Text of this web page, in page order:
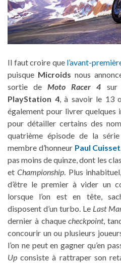
Il faut croire que l’avant-
puisque Microids nous
sortie deMoto Racer 4 sur
PlayStation 4, à savoir le 13
également pour livrer quelques
pour détailler certains des
quatrième épisode de la
membre d’honneur Paul Cuisset
pas moins de quinze, dont les
etChampionship. Plus
d’être le premier à vider un
lorsque l’on est en tête,
disposent d’un turbo. Le Last
dernier à chaquecheckpoint,
concourir un ou plusieurs
l’on ne peut en gagner qu’en
Up consiste à rattraper son